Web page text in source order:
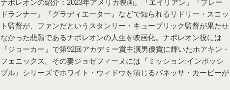
ナポレオンの紹介：2023年アメリカ映画。『エイリアン』『ブレー
ドランナー』『グラディエーター』などで知られるリドリー・スコッ
ト監督が、ファンだというスタンリー・キューブリック監督が果たせ
なかった悲願であるナポレオンの人生を映画化。ナポレオン役には
『ジョーカー』で第92回アカデミー賞主演男優賞に輝いたホアキン・
フェニックス。その妻ジョゼフィーヌには『ミッション:インポッシ
ブル』シリーズでホワイト・ウィドウを演じるバネッサ・カービーが